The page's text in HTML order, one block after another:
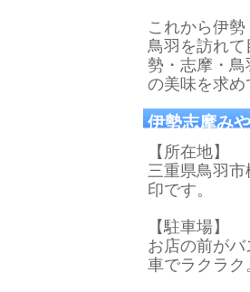
これから伊
鳥羽を訪れ
勢・志摩・
の美味を求
伊勢志摩み
【所在地】
三重県鳥羽
印です。
【駐車場】
お店の前が
車でラクラク